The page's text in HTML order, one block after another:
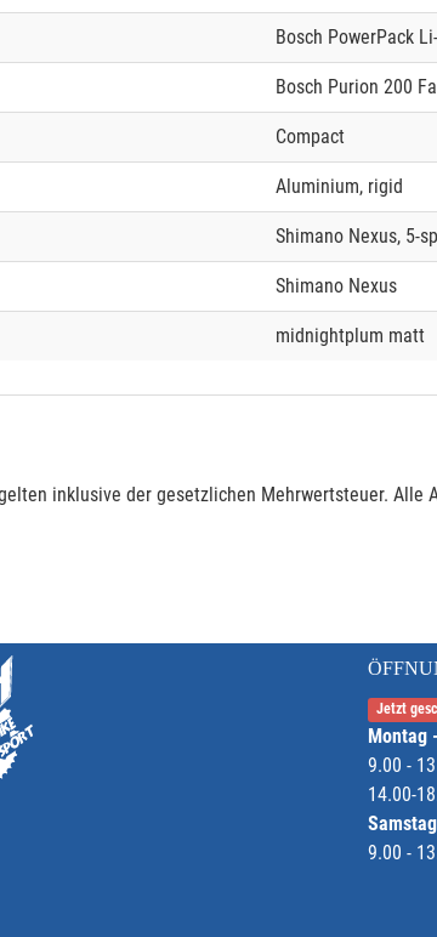
Bosch PowerPack
Bosch Purion 200
Compact
Aluminium, rigid
Shimano Nexus, 5-
Shimano Nexus
midnightplum matt
inklusive der gesetzlichen Mehrwertsteuer. Alle
Jetzt
Montag
9.00 -
14.00-
Samstag
9.00 -